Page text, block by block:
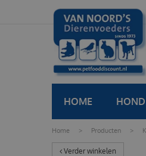
Home > Producten >
HOME HOND
Verder winkelen